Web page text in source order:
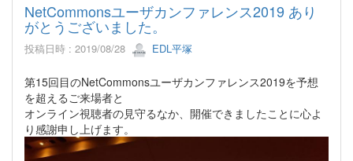
NetCommonsユーザカンファレンス2019 あり
がとうございました。
投稿日時 : 2019/08/28 EDL平塚
第15回目のNetCommonsユーザカンファレンス2019を予想
を超えるご来場者と
オンライン視聴者の見守るなか、開催できましたことに心よ
り感謝申し上げます。